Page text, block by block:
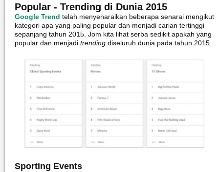
Popular - Trending di Dunia 2015
Google Trend telah menyenaraikan beberapa senarai mengikut
kategori apa yang paling popular dan menjadi carian tertinggi
sepanjang tahun 2015. Jom kita lihat serba sedikit apakah yang
popular dan menjadi trending diseluruh dunia pada tahun 2015.
Sporting Events